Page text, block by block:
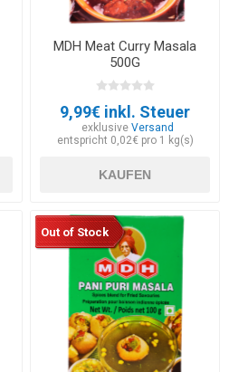
MDH Meat Curry Masala
500G
9,99€ inkl. Steuer
exklusive Versand
entspricht 0,02€ pro 1 kg(s)
KAUFEN
Out of Stock